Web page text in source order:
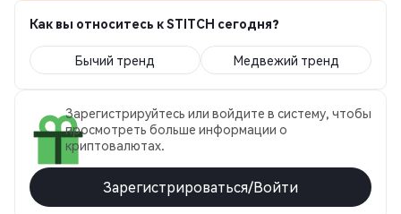
Как вы относитесь к STITCH сегодня?
Бычий тренд Медвежий тренд
Зарегистрируйтесь или войдите в систему, чтобы
просмотреть больше информации о
криптовалютах.
Зарегистрироваться/Войти